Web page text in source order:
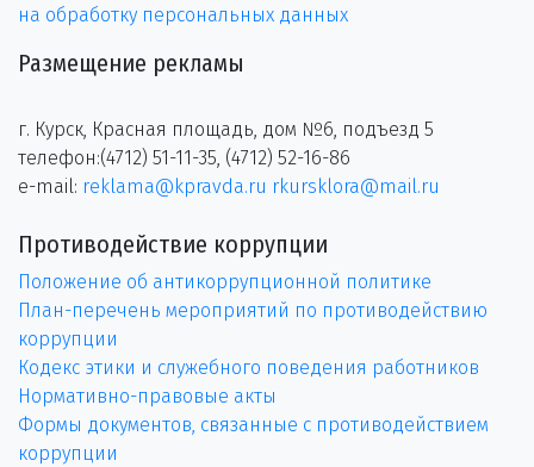
на обработку персональных данных
Размещение рекламы
г. Курск, Красная площадь, дом №6, подъезд 5
телефон:(4712) 51-11-35, (4712) 52-16-86
e-mail: reklama@kpravda.ru rkursklora@mail.ru
Противодействие коррупции
Положение об антикоррупционной политике
План-перечень мероприятий по противодействию
коррупции
Кодекс этики и служебного поведения работников
Нормативно-правовые акты
Формы документов, связанные с противодействием
коррупции